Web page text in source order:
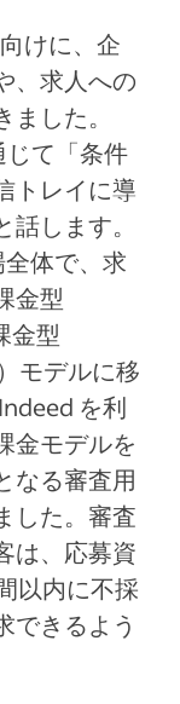
けに、企
、求人への
した。
て「条件
トレイに導
します。
体で、求
金型
金型
モデルに移
を利
金モデルを
なる審査用
した。審査
は、応募資
以内に不採
できるよう